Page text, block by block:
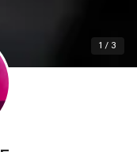
1 / 3